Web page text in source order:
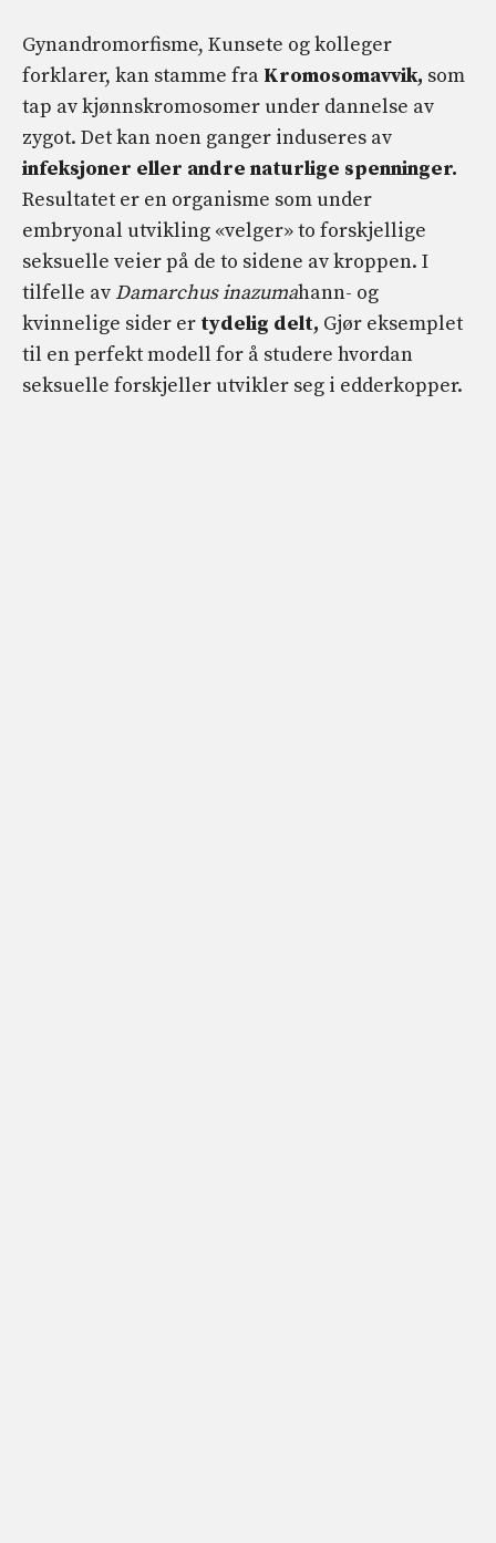
Gynandromorfisme, Kunsete og kolleger
forklarer, kan stamme fra Kromosomavvik, som
tap av kjønnskromosomer under dannelse av
zygot. Det kan noen ganger induseres av
infeksjoner eller andre naturlige spenninger.
Resultatet er en organisme som under
embryonal utvikling «velger» to forskjellige
seksuelle veier på de to sidene av kroppen. I
tilfelle av Damarchus inazumahann- og
kvinnelige sider er tydelig delt, Gjør eksemplet
til en perfekt modell for å studere hvordan
seksuelle forskjeller utvikler seg i edderkopper.